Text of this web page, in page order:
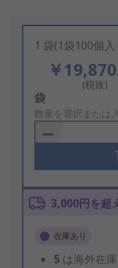
1 袋(1袋100個
￥
(税抜)
Add
to
Basket
袋
数量を選択または
3,000円を超
在庫あり
5 は海外在